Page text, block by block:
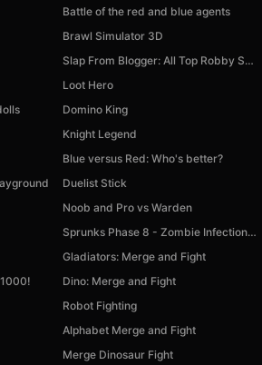
Battle of the red and blue agents
Brawl Simulator 3D
Slap From Blogger: All Top Robby Streamers
Loot Hero
Domino King
Knight Legend
Blue versus Red: Who's better?
Duelist Stick
Noob and Pro vs Warden
Sprunks Phase 8 - Zombie Infection playground
Gladiators: Merge and Fight
Dino: Merge and Fight
Robot Fighting
Alphabet Merge and Fight
Merge Dinosaur Fight